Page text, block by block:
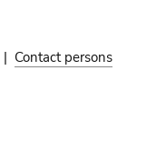
| Contact persons